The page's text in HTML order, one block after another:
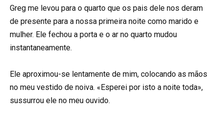
Greg me levou para o quarto que os pais dele nos deram
de presente para a nossa primeira noite como marido e
mulher. Ele fechou a porta e o ar no quarto mudou
instantaneamente.
Ele aproximou-se lentamente de mim, colocando as mãos
no meu vestido de noiva. «Esperei por isto a noite toda»,
sussurrou ele no meu ouvido.